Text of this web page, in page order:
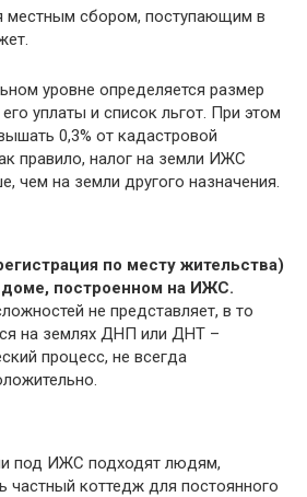
местным сбором, поступающим в
уровне определяется размер
уплаты и список льгот. При этом
0,3% от кадастровой
правило, налог на земли ИЖС
чем на земли другого назначения.
по месту жительства)
построенном на ИЖС.
не представляет, в то
на землях ДНП или ДНТ –
процесс, не всегда
под ИЖС подходят людям,
коттедж для постоянного